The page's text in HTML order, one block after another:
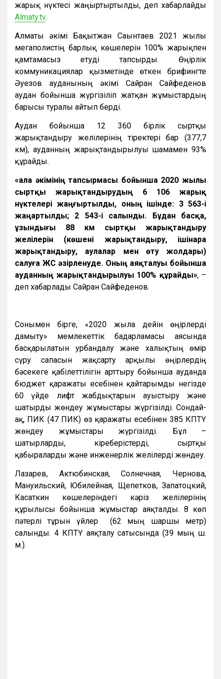
жарық нүктесі жаңғыртыртылды, деп хабарлайды
Almaty.tv.
Алматы әкімі Бақытжан Сағынтаев 2021 жылы
мегаполистің барлық көшелерін 100% жарықпен
қамтамасыз етуді тапсырды. Өңірлік
коммуникациялар қызметінде өткен брифингте
Әуезов ауданының әкімі Сайран Сайфеденов
аудан бойынша жүргізіліп жатқан жұмыстардың
барысы туралы айтып берді.
Аудан бойынша 12 360 бірлік сыртқы
жарықтандыру желілерінің тіректері бар (377,7
км), ауданның жарықтандырылуы шамамен 93%
құрайды.
«Қала әкімінің тапсырмасы бойынша 2020 жылы
сыртқы жарықтандырудың 6 106 жарық
нүктелері жаңғыртылды, оның ішінде: 3 563-і
жаңартылды; 2 543-і салынды. Бұдан басқа,
ұзындығы 88 км сыртқы жарықтандыру
желілерін (көшені жарықтандыру, ішінара
жарықтандыру, аулалар мен өту жолдары)
салуға ЖСҚ әзірленуде. Оның аяқталуы бойынша
ауданның жарықтандырылуы 100% құрайды», –
деп хабарлады Сайран Сайфеденов.
Сонымен бірге, «2020 жылға дейін өңірлерді
дамыту» мемлекеттік бағдарламасы аясында
басқарылатын урбандалу және халықтың өмір
сүру сапасын жақсарту арқылы өңірлердің
бәсекеге қабілеттілігін арттыру бойынша ауданда
бюджет қаражаты есебінен қайтарымды негізде
60 үйде лифт жабдықтарын ауыстыру және
шатырды жөндеу жұмыстары жүргізілді. Сондай-
ақ, ПИК (47 ПИК) өз қаражаты есебінен 385 КПТҮ
жөндеу жұмыстары жүргізілді. Бұл –
шатырларды, кіреберістерді, сыртқы
қабырғаларды және инженерлік желілерді жөндеу.
Лазарев, Актюбинская, Солнечная, Чернова,
Мануильский, Юбилейная, Щепетков, Запатоцкий,
Касаткин көшелеріндегі кәріз желілерінің
құрылысы бойынша жұмыстар аяқталды. 8 көп
пәтерлі тұрғын үйлер (62 мың шаршы метр)
салынды. 4 КПТҮ аяқталу сатысында (39 мың ш.
м.).